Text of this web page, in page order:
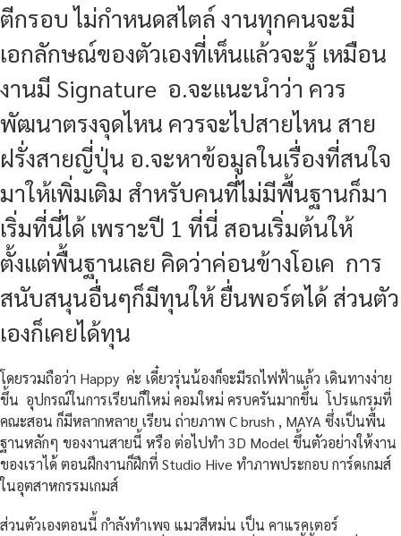
ตีกรอบ ไม่กำหนดสไตล์ งานทุกคนจะมี
เอกลักษณ์ของตัวเองที่เห็นแล้วจะรู้ เหมือน
งานมี Signature อ.จะแนะนำว่า ควร
พัฒนาตรงจุดไหน ควรจะไปสายไหน สาย
ฝรั่งสายญี่ปุ่น อ.จะหาข้อมูลในเรื่องที่สนใจ
มาให้เพิ่มเติม สำหรับคนที่ไม่มีพื้นฐานก็มา
เริ่มที่นี่ได้ เพราะปี 1 ที่นี่ สอนเริ่มต้นให้
ตั้งแต่พื้นฐานเลย คิดว่าค่อนข้างโอเค การ
สนับสนุนอื่นๆก็มีทุนให้ ยื่นพอร์ตได้ ส่วนตัว
เองก็เคยได้ทุน
โดยรวมถือว่า Happy ค่ะ เดี๋ยวรุ่นน้องก็จะมีรถไฟฟ้าแล้ว เดินทางง่าย
ขึ้น อุปกรณ์ในการเรียนก็ใหม่ คอมใหม่ ครบครันมากขึ้น โปรแกรมที่
คณะสอน ก็มีหลากหลาย เรียน ถ่ายภาพ C brush , MAYA ซึ่งเป็นพื้น
ฐานหลักๆ ของงานสายนี้ หรือ ต่อไปทำ 3D Model ขึ้นตัวอย่างให้งาน
ของเราได้ ตอนฝึกงานก็ฝึกที่ Studio Hive ทำภาพประกอบ การ์ดเกมส์
ในอุตสาหกรรมเกมส์
ส่วนตัวเองตอนนี้ กำลังทำเพจ แมวสีหม่น เป็น คาแรคเตอร์